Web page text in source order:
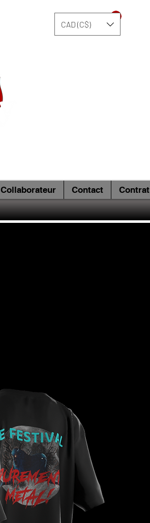
CAD (C$)
Collaborateur Contact Contrat